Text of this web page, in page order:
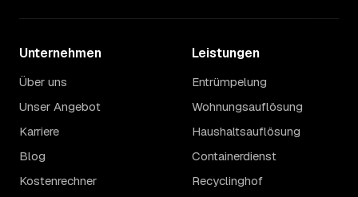
Unternehmen
Über uns
Unser Angebot
Karriere
Blog
Kostenrechner
Leistungen
Entrümpelung
Wohnungsauflösung
Haushaltsauflösung
Containerdienst
Recyclinghof